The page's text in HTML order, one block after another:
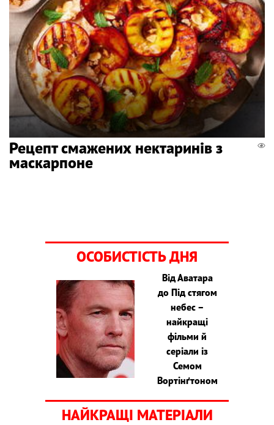
Рецепт смажених нектаринів з
маскарпоне
ОСОБИСТІСТЬ ДНЯ
Від Аватара
до Під стягом
небес –
найкращі
фільми й
серіали із
Семом
Вортінґтоном
НАЙКРАЩІ МАТЕРІАЛИ